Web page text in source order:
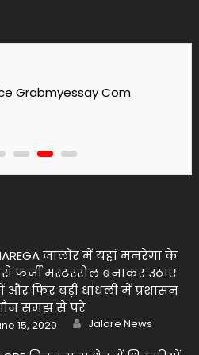
Grabmyessay Com
जालोर में यहां मनरेगा के
फर्जी मस्टररोल बनाकर उठाए
और फिर बड़ी धांधली में प्रशासन
समझ से परे
15, 2020 Author
Jalore News